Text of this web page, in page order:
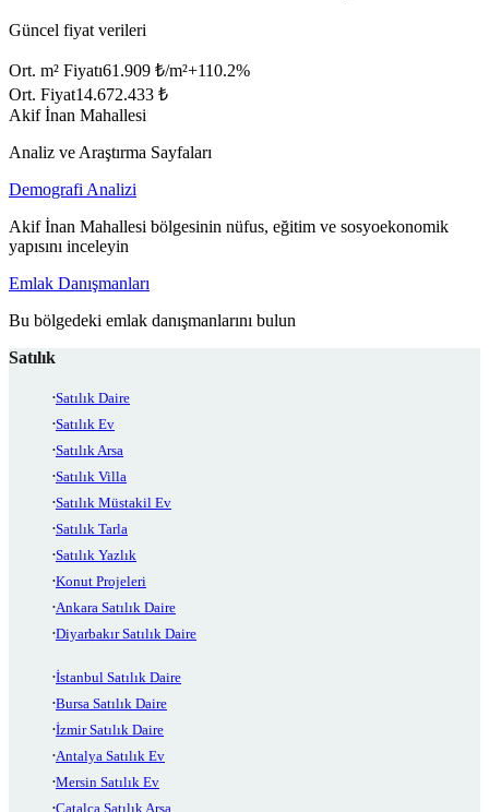
Güncel fiyat verileri
Ort. m² Fiyatı61.909 ₺/m²+110.2%
Ort. Fiyat14.672.433 ₺
Akif İnan Mahallesi
Analiz ve Araştırma Sayfaları
Demografi Analizi
Akif İnan Mahallesi bölgesinin nüfus, eğitim ve sosyoekonomik
yapısını inceleyin
Emlak Danışmanları
Bu bölgedeki emlak danışmanlarını bulun
Satılık
Satılık Daire
Satılık Ev
Satılık Arsa
Satılık Villa
Satılık Müstakil Ev
Satılık Tarla
Satılık Yazlık
Konut Projeleri
Ankara Satılık Daire
Diyarbakır Satılık Daire
İstanbul Satılık Daire
Bursa Satılık Daire
İzmir Satılık Daire
Antalya Satılık Ev
Mersin Satılık Ev
Çatalca Satılık Arsa